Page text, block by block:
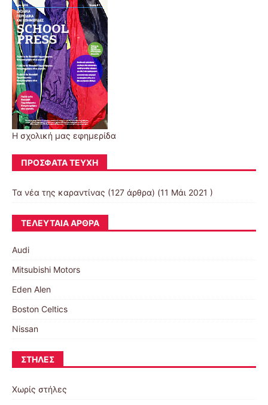
Η σχολική μας εφημερίδα
ΠΡΌΣΦΑΤΑ ΤΕΎΧΗ
Τα νέα της καραντίνας (127 άρθρα) (11 Μάι 2021 )
ΤΕΛΕΥΤΑΊΑ ΆΡΘΡΑ
Audi
Mitsubishi Motors
Eden Alen
Boston Celtics
Nissan
ΣΤΉΛΕΣ
Χωρίς στήλες